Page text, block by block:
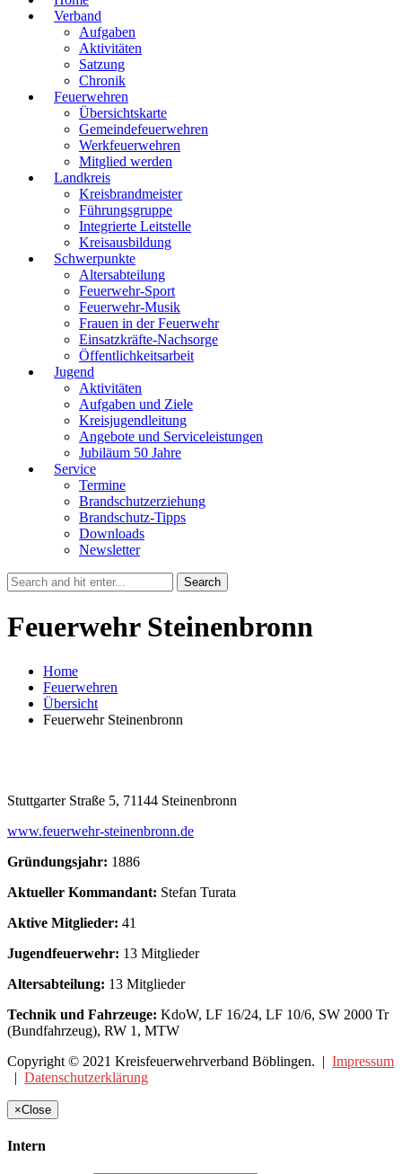
Verband
Aufgaben
Aktivitäten
Satzung
Chronik
Feuerwehren
Übersichtskarte
Gemeindefeuerwehren
Werkfeuerwehren
Mitglied werden
Landkreis
Kreisbrandmeister
Führungsgruppe
Integrierte Leitstelle
Kreisausbildung
Schwerpunkte
Altersabteilung
Feuerwehr-Sport
Feuerwehr-Musik
Frauen in der Feuerwehr
Einsatzkräfte-Nachsorge
Öffentlichkeitsarbeit
Jugend
Aktivitäten
Aufgaben und Ziele
Kreisjugendleitung
Angebote und Serviceleistungen
Jubiläum 50 Jahre
Service
Termine
Brandschutzerziehung
Brandschutz-Tipps
Downloads
Newsletter
Feuerwehr Steinenbronn
Home
Feuerwehren
Übersicht
Feuerwehr Steinenbronn
Stuttgarter Straße 5, 71144 Steinenbronn
www.feuerwehr-steinenbronn.de
Gründungsjahr: 1886
Aktueller Kommandant: Stefan Turata
Aktive Mitglieder: 41
Jugendfeuerwehr: 13 Mitglieder
Altersabteilung: 13 Mitglieder
Technik und Fahrzeuge: KdoW, LF 16/24, LF 10/6, SW 2000 Tr
(Bundfahrzeug), RW 1, MTW
Copyright © 2021 Kreisfeuerwehrverband Böblingen. | Impressum
| Datenschutzerklärung
×Close
Intern